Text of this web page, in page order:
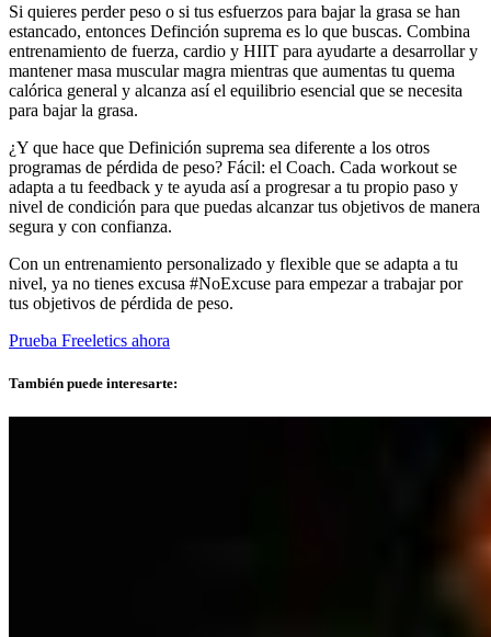
Si quieres perder peso o si tus esfuerzos para bajar la grasa se han
estancado, entonces Definción suprema es lo que buscas. Combina
entrenamiento de fuerza, cardio y HIIT para ayudarte a desarrollar y
mantener masa muscular magra mientras que aumentas tu quema
calórica general y alcanza así el equilibrio esencial que se necesita
para bajar la grasa.
¿Y que hace que Definición suprema sea diferente a los otros
programas de pérdida de peso? Fácil: el Coach. Cada workout se
adapta a tu feedback y te ayuda así a progresar a tu propio paso y
nivel de condición para que puedas alcanzar tus objetivos de manera
segura y con confianza.
Con un entrenamiento personalizado y flexible que se adapta a tu
nivel, ya no tienes excusa #NoExcuse para empezar a trabajar por
tus objetivos de pérdida de peso.
Prueba Freeletics ahora
También puede interesarte: